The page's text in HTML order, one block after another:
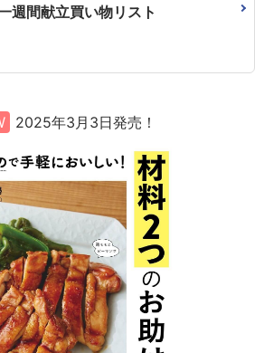
週間献立買い物リスト
2025年3月3日発売！